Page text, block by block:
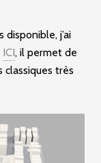
j’ai
ICI, il permet de
très